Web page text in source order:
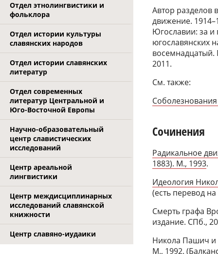
Отдел этнолингвистики и
фольклора
Отдел истории культуры
славянских народов
Отдел истории славянских
литератур
Отдел современных
литератур Центральной и
Юго-Восточной Европы
Научно-образовательный
центр славистических
исследований
Центр ареальной
лингвистики
Центр междисциплинарных
исследований славянской
книжности
Центр славяно-иудаики
Автор разделов
движение.
Югославии: за и
югославянских
восемнадцатый.
2011.
См. также:
Сочинения
Радикальное
1883). М., 1993.
Идеология
(есть перевод
Смерть графа
издание. СПб.,
Никола Пашич и
М., 1992.